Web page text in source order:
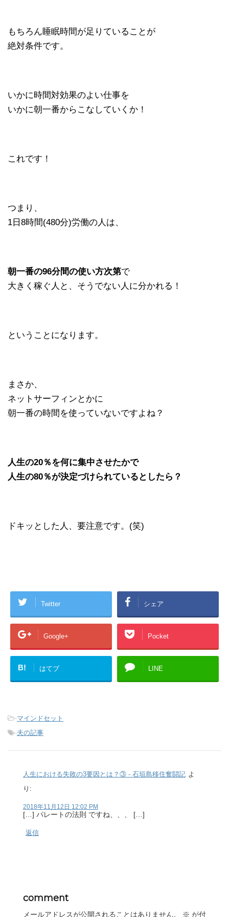
もちろん睡眠時間が足りていることが
絶対条件です。
いかに時間対効果のよい仕事を
いかに朝一番からこなしていくか！
これです！
つまり、
1日8時間(480分)労働の人は、
朝一番の96分間の使い方次第で
大きく稼ぐ人と、そうでない人に分かれる！
ということになります。
まさか、
ネットサーフィンとかに
朝一番の時間を使っていないですよね？
人生の20％を何に集中させたかで
人生の80％が決定づけられているとしたら？
ドキッとした人、要注意です。(笑)
Twitter シェア
Google+ Pocket
B! はてブ LINE
-マインドセット
-夫の記事
人生における失敗の3要因とは？③ - 石垣島移住奮闘記 よ
り:
2018年11月12日 12:02 PM
[…] パレートの法則 ですね、、、 […]
返信
comment
メールアドレスが公開されることはありません。 ※ が付